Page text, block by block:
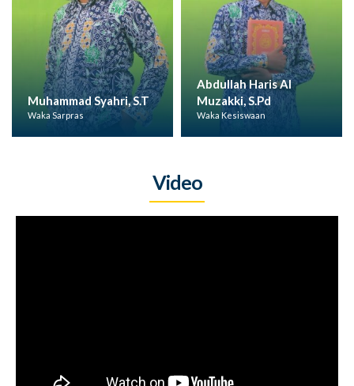
Muhammad Syahri, S.T
Waka Sarpras
Abdullah Haris Al
Muzakki, S.Pd
Waka Kesiswaan
Video